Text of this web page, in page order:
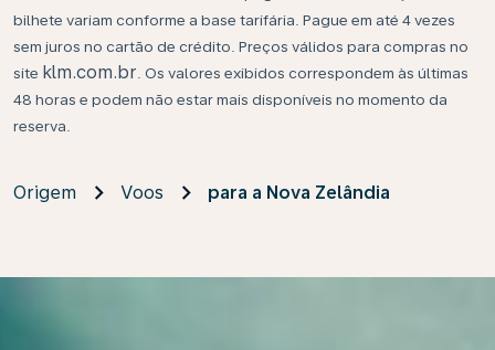
bilhete variam conforme a base tarifária. Pague em até 4 vezes
sem juros no cartão de crédito. Preços válidos para compras no
site klm.com.br . Os valores exibidos correspondem às últimas
48 horas e podem não estar mais disponíveis no momento da
reserva.
Origem Voos para a Nova Zelândia